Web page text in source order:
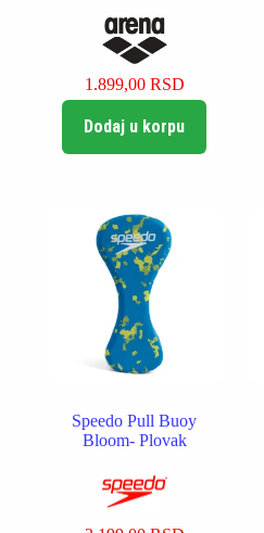
1.899,00 RSD
Dodaj u korpu
Speedo Pull Buoy
Bloom- Plovak